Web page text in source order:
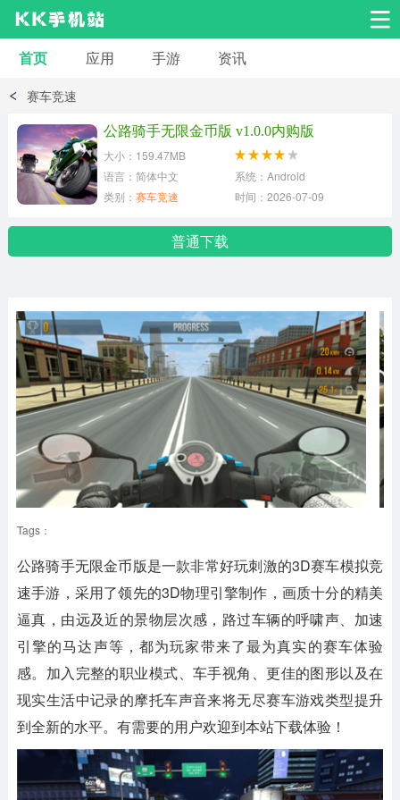
安卓应用
小说漫画
金融理财 新闻资讯 游戏辅助
安卓其它
首页 应用 手游 资讯
赛车竞速
公路骑手无限金币版 v1.0.0内购版
大小：159.47MB
语言：简体中文
系统：Android
类别： 赛车竞速 时间：2026-07-09
普通下载
Tags：
公路骑手无限金币版是一款非常好玩刺激的3D赛车模拟竞
速手游，采用了领先的3D物理引擎制作，画质十分的精美
逼真，由远及近的景物层次感，路过车辆的呼啸声、加速
引擎的马达声等，都为玩家带来了最为真实的赛车体验
感。加入完整的职业模式、车手视角、更佳的图形以及在
现实生活中记录的摩托车声音来将无尽赛车游戏类型提升
到全新的水平。有需要的用户欢迎到本站下载体验！